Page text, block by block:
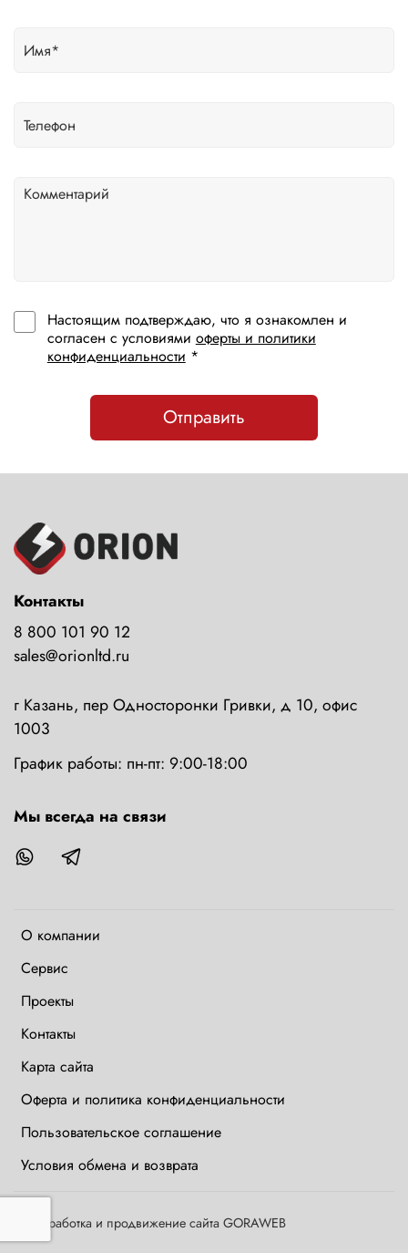
Настоящим подтверждаю, что я ознакомлен и
согласен с условиями оферты и политики
конфиденциальности *
Отправить
О компании
Сервис
Проекты
Контакты
Карта сайта
Оферта и политика конфиденциальности
Пользовательское соглашение
Условия обмена и возврата
Контакты
8 800 101 90 12
sales@orionltd.ru
г Казань, пер Односторонки Гривки, д 10, офис
1003
График работы: пн-пт: 9:00-18:00
Мы всегда на связи
Разработка и продвижение сайта GORAWEB